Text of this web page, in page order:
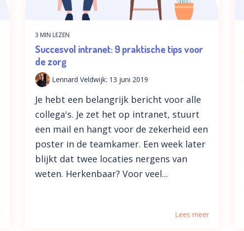
3 MIN LEZEN
Succesvol intranet: 9 praktische tips voor
de zorg
Lennard Veldwijk: 13 juni 2019
Je hebt een belangrijk bericht voor alle
collega's. Je zet het op intranet, stuurt
een mail en hangt voor de zekerheid een
poster in de teamkamer. Een week later
blijkt dat twee locaties nergens van
weten. Herkenbaar? Voor veel...
Lees meer